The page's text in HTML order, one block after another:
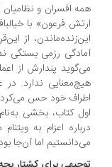
افسران و نظامیان
فرعون» با
از این‌قرار
رزمی بستگی
پندارش از اعمال و
ندارد. در
خود حس می‌کرده
کتاب، بخشی به‌نام
اعزام به ویتنام
اما آن‌جا بودیم.»